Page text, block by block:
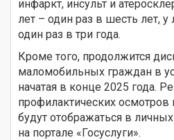
инфаркт, инсульт и
лет – один раз в шесть лет,
один раз в три года.
Кроме того, продолжится
маломобильных граждан в
начатая в конце 2025 года.
профилактических осмотров
будут отображаться в
на портале «Госуслуги».